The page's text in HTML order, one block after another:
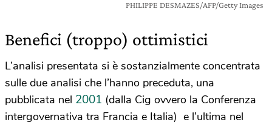
PHILIPPE DESMAZES/AFP/Getty Images
Benefici (troppo) ottimistici
L’analisi presentata si è sostanzialmente concentrata
sulle due analisi che l’hanno preceduta, una
pubblicata nel 2001 (dalla Cig ovvero la Conferenza
intergovernativa tra Francia e Italia) e l’ultima nel